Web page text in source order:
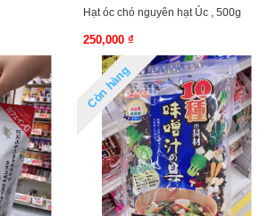
Hạt óc chó nguyên hạt Úc , 500g
250,000 ₫
Còn hàng